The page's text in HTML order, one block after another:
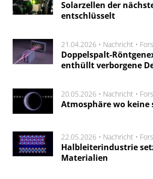
Solarzellen der
entschlüsselt
21.04.2026 • Nachricht •
Doppelspalt-
enthüllt verborgene
20.05.2026 • Nachricht •
Atmosphäre wo keine
22.05.2026 • Nachricht •
Halbleiterindustrie
Materialien